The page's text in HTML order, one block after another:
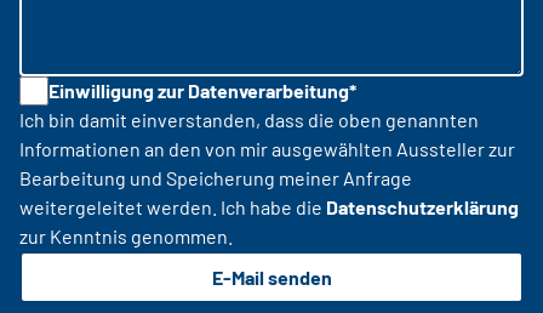
Einwilligung zur Datenverarbeitung*
Ich bin damit einverstanden, dass die oben genannten
Informationen an den von mir ausgewählten Aussteller zur
Bearbeitung und Speicherung meiner Anfrage
weitergeleitet werden. Ich habe die Datenschutzerklärung
zur Kenntnis genommen.
E-Mail senden